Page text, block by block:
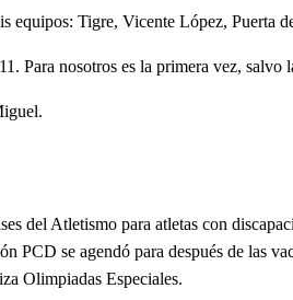
equipos: Tigre, Vicente López, Puerta
Para nosotros es la primera vez,
del Atletismo para atletas con
PCD se agendó para después de las
Olimpiadas Especiales.